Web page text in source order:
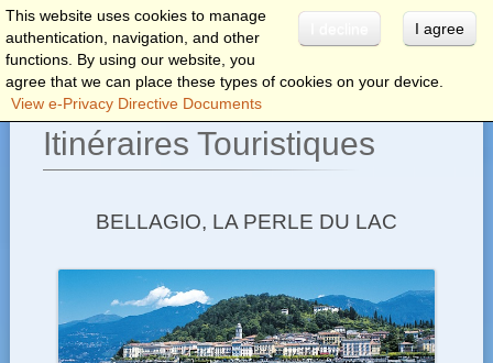
menu
Itinéraires Touristiques
BELLAGIO, LA PERLE DU LAC
I agree
This website uses cookies to manage
authentication, navigation, and other
functions. By using our website, you
agree that we can place these types of cookies on your device.
View e-Privacy Directive Documents